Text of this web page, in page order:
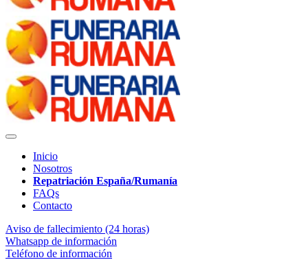
Inicio
Nosotros
Repatriación España/Rumanía
FAQs
Contacto
Aviso de fallecimiento (24 horas)
Whatsapp de información
Teléfono de información